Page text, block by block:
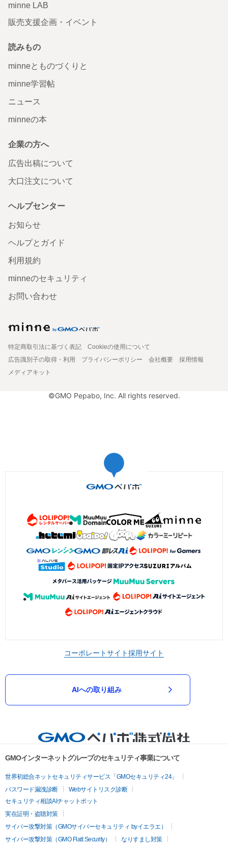
minne LAB
販売支援企画・イベント
読みもの
minneとものづくりと
minne学習帖
ニュース
minneの本
企業の方へ
広告出稿について
大口注文について
ヘルプセンター
お知らせ
ヘルプとガイド
利用規約
minneのセキュリティ
お問い合わせ
特定商取引法に基づく表記
Cookieの使用について
広告識別子の取得・利用
プライバシーポリシー 会社概要
採用情報
メディアキット
©GMO Pepabo, Inc. All rights reserved.
コーポレートサイト採用サイト
AIへの取り組み
GMOインターネットグループのセキュリティ事業について
世界初総合ネットセキュリティサービス「GMOセキュリティ24」
パスワード漏洩診断
Webサイトリスク診断
セキュリティ相談AIチャットボット
実在証明・盗聴対策
サイバー攻撃対策（GMOサイバーセキュリティ byイエラエ）
サイバー攻撃対策（GMO Flatt Security）
なりすまし対策